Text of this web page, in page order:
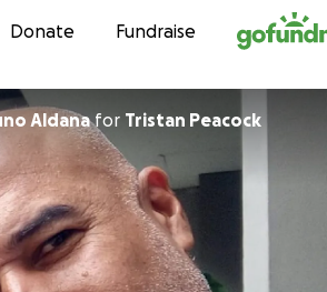
Skip to content
Donate Fundraise
Aldanafor Tristan Peacock